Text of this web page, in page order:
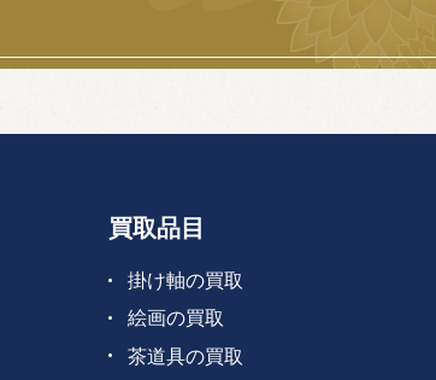
買取品目
掛け軸の買取
絵画の買取
茶道具の買取